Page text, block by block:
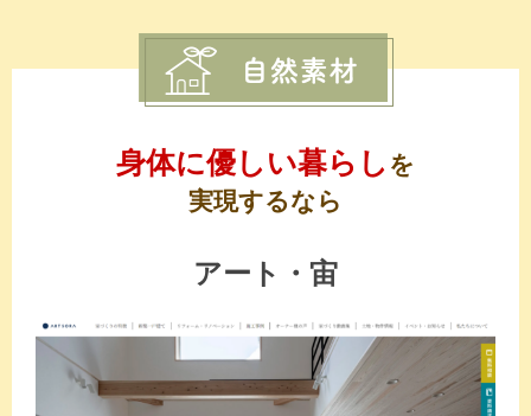
身体に優しい暮らし を
実現するなら
アート・宙